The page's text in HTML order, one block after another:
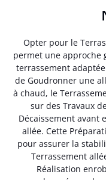
Opter pour le
permet une approche
terrassement
de Goudronner une
à chaud, le
sur des Travaux
Décaissement avant
allée. Cette
pour assurer la
Terrassement
Réalisation